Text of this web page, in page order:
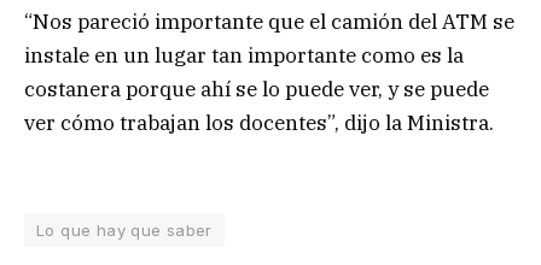
“Nos pareció importante que el camión del ATM se
instale en un lugar tan importante como es la
costanera porque ahí se lo puede ver, y se puede
ver cómo trabajan los docentes”, dijo la Ministra.
Lo que hay que saber